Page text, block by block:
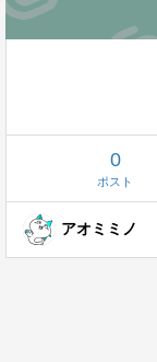
0
ポスト
アオミミノ